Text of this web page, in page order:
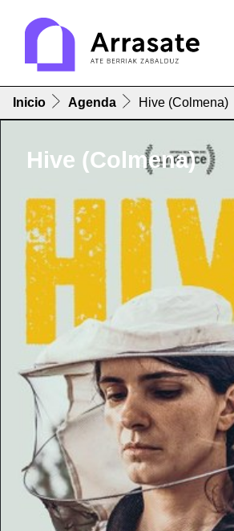
Inicio Agenda Hive (Colmena)
Hive (Colmena)